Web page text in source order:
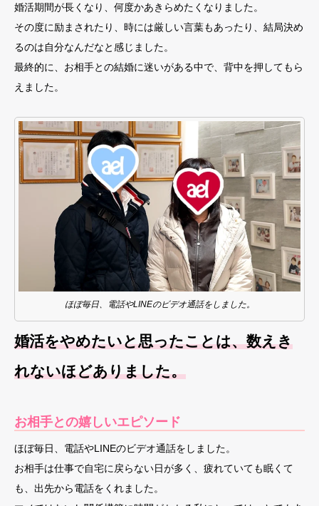
婚活期間が長くなり、何度かあきらめたくなりました。
その度に励まされたり、時には厳しい言葉もあったり、結局決め
るのは自分なんだなと感じました。
最終的に、お相手との結婚に迷いがある中で、背中を押してもら
えました。
ほぼ毎日、電話やLINEのビデオ通話をしました。
婚活をやめたいと思ったことは、数えき
れないほどありました。
お相手との嬉しいエピソード
ほぼ毎日、電話やLINEのビデオ通話をしました。
お相手は仕事で自宅に戻らない日が多く、疲れていても眠くて
も、出先から電話をくれました。